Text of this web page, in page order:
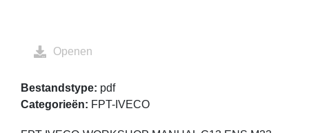
Openen
Bestandstype: pdf
Categorieën: FPT-IVECO